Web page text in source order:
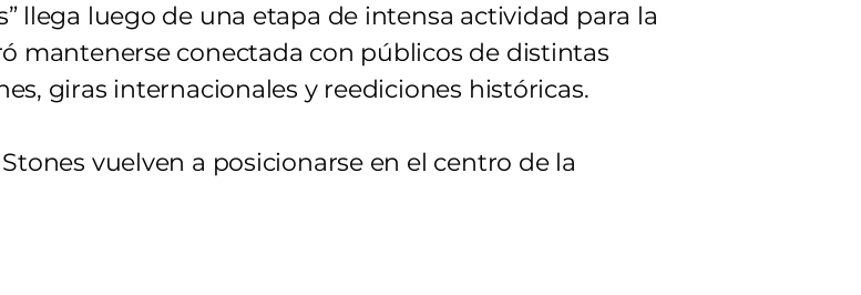
llega luego de una etapa de intensa actividad para la
mantenerse conectada con públicos de distintas
giras internacionales y reediciones históricas.
vuelven a posicionarse en el centro de la